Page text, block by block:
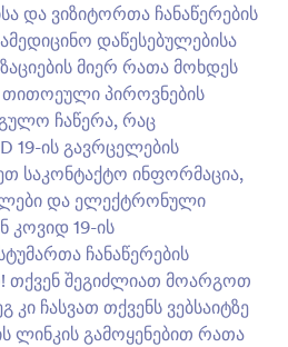
და ვიზიტორთა ჩანაწერების
დაწესებულებისა
მიერ რათა მოხდეს
პიროვნების
ჩაწერა, რაც
19-ის გავრცელების
საკონტაქტო ინფორმაცია,
და ელექტრონული
კოვიდ 19-ის
ჩანაწერების
თქვენ შეგიძლიათ მოარგოთ
კი ჩასვათ თქვენს ვებსაიტზე
ლინკის გამოყენებით რათა
ფორმა თქვენს
პაციენტთა მონაცემების
გამოიყენეთ HIPAA
ფორმა თქვენს ვებსაიტზე ან
და დაიწყეთ
ონლაინ. გამოიყენეთ
ფორმის მშენებელი რათა
ხელმისაწვდომი
ვიჯეტს, რომელიც
წინა პაციენტის მიერ
- იდეალური საშუალება
დაჯავშნა! თქვენ ასევე
თქვენი ლოგო, დაურთოთ
და სურვილისამებრ
გაუგზავნოთ ფორმის